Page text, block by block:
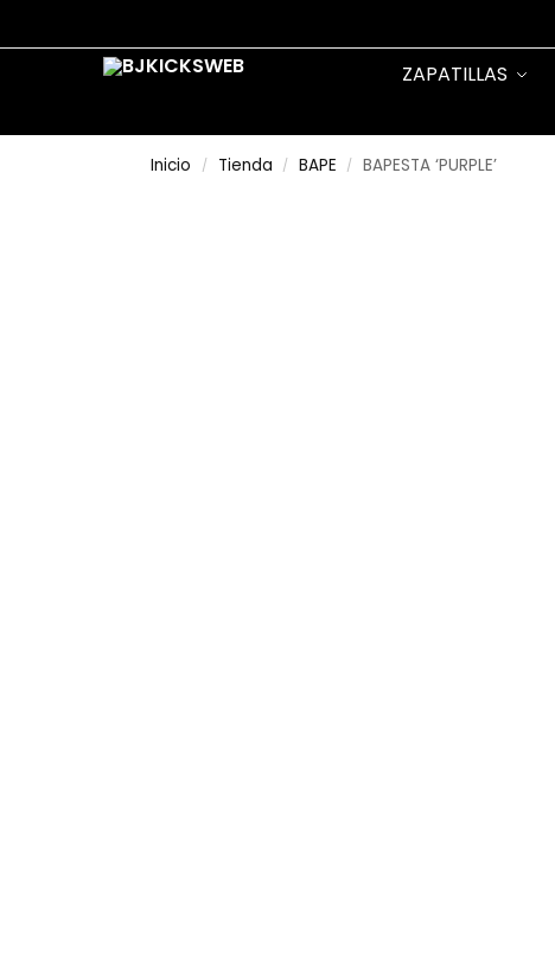
ZAPATILLAS
Inicio / Tienda / BAPE / BAPESTA ‘PURPLE’